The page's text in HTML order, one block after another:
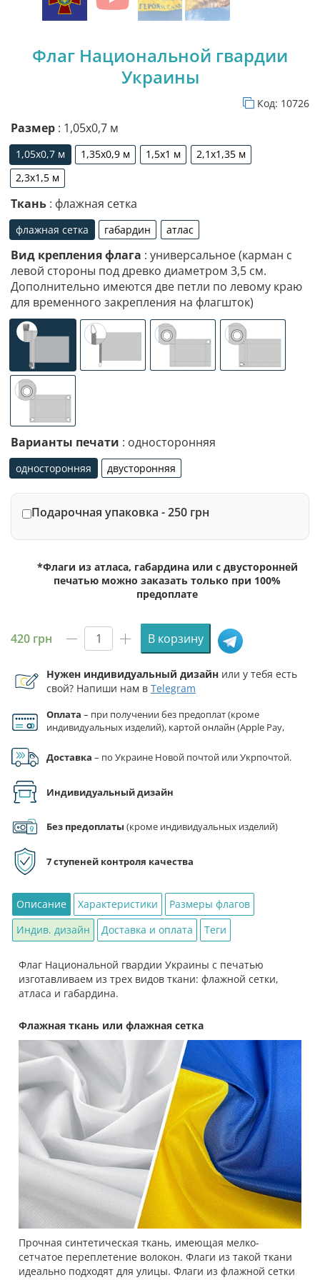
Флаг Национальной гвардии
Украины
Код: 10726
Размер : 1,05х0,7 м
1,05х0,7 м
1,05х0,7 м
1,35х0,9 м
1,35х0,9 м
1,5х1 м
1,5х1 м
2,1х1,35 м
2,1х1,35 м
2,3х1,5 м
2,3х1,5 м
Ткань : флажная сетка
флажная сетка
флажная сетка
габардин
габардин
атлас
атлас
Вид крепления флага : универсальное (карман с
левой стороны под древко диаметром 3,5 см.
Дополнительно имеются две петли по левому краю
для временного закрепления на флагшток)
Варианты печати : односторонняя
односторонняя
односторонняя
двусторонняя
двусторонняя
Подарочная упаковка - 250 грн
*Флаги из атласа, габардина или с двусторонней
печатью можно заказать только при 100%
предоплате
420 грн
Количество
Флаг
Национальной
Украины
В корзину
Нужен индивидуальный дизайн или у тебя есть
свой? Напиши нам в Telegram
Оплата – при получении без предоплат (кроме
индивидуальных изделий), картой онлайн (Apple Pay,
Доставка – по Украине Новой почтой или Укрпочтой.
Индивидуальный дизайн
Без предоплаты (кроме индивидуальных изделий)
7 ступеней контроля качества
Описание Характеристики
Размеры флагов
Индив. дизайн
Доставка и оплата Теги
Флаг Национальной гвардии Украины с печатью
изготавливаем из трех видов ткани: флажной сетки,
атласа и габардина.
Флажная ткань или флажная сетка
Прочная синтетическая ткань, имеющая мелко-
сетчатое переплетение волокон. Флаги из такой ткани
идеально подходят для улицы. Флаги из флажной сетки